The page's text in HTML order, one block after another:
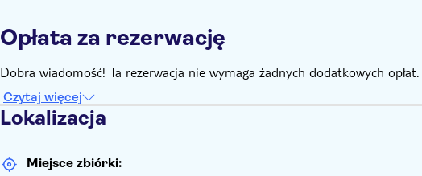
Opłata za rezerwację
Dobra wiadomość! Ta rezerwacja nie wymaga żadnych dodatkowych opłat.
Czytaj więcej
Lokalizacja
Miejsce zbiórki: